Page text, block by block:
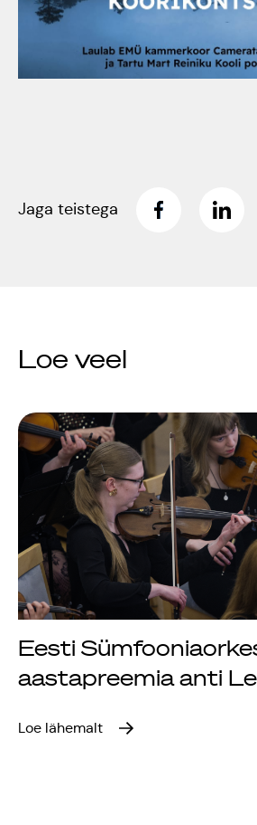
Tartumaa
„Juure
"Christmas
Pauluse
XIX
Vilniuses
Kulno
Jaga teistega
Loe veel
Eesti
aastapreemia anti
Loe lähemalt